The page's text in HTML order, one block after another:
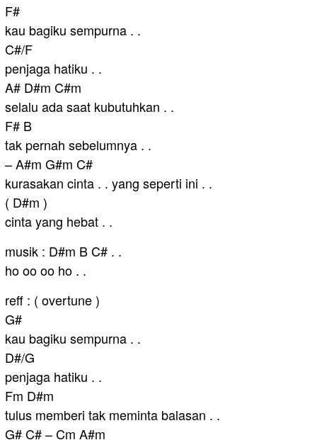
F#
kau bagiku sempurna . .
C#/F
penjaga hatiku . .
A# D#m C#m
selalu ada saat kubutuhkan . .
F# B
tak pernah sebelumnya . .
– A#m G#m C#
kurasakan cinta . . yang seperti ini . .
( D#m )
cinta yang hebat . .
musik : D#m B C# . .
ho oo oo ho . .
reff : ( overtune )
G#
kau bagiku sempurna . .
D#/G
penjaga hatiku . .
Fm D#m
tulus memberi tak meminta balasan . .
G# C# – Cm A#m